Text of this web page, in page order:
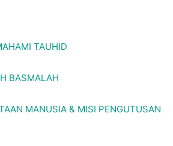
TAUHID
BASMALAH
MANUSIA & MISI PENGUTUSAN